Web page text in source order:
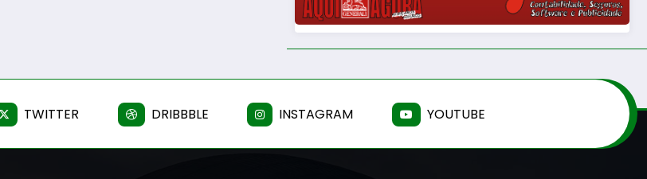
TWITTER DRIBBBLE INSTAGRAM YOUTUBE